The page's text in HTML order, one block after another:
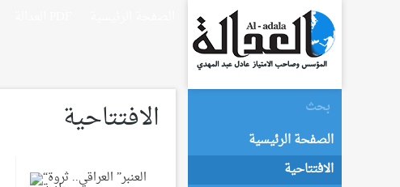
الافتتاحية
الصفحة الرئيسية
الافتتاحية